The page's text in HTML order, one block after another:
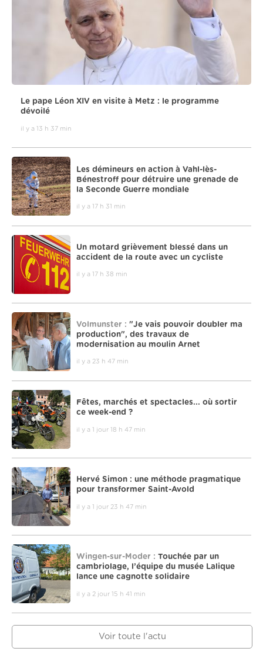
Le pape Léon XIV en visite à Metz : le programme
dévoilé
il y a 13 h 37 min
Les démineurs en action à Vahl-lès-
Bénestroff pour détruire une grenade de
la Seconde Guerre mondiale
il y a 17 h 31 min
Un motard grièvement blessé dans un
accident de la route avec un cycliste
il y a 17 h 38 min
Volmunster : "Je vais pouvoir doubler ma
production", des travaux de
modernisation au moulin Arnet
il y a 23 h 47 min
Fêtes, marchés et spectacles... où sortir
ce week-end ?
il y a 1 jour 18 h 47 min
Hervé Simon : une méthode pragmatique
pour transformer Saint-Avold
il y a 1 jour 23 h 47 min
Wingen-sur-Moder : Touchée par un
cambriolage, l’équipe du musée Lalique
lance une cagnotte solidaire
il y a 2 jour 15 h 41 min
Voir toute l'actu